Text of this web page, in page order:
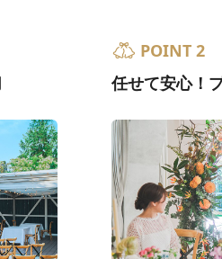
POINT 2
任せて安心！